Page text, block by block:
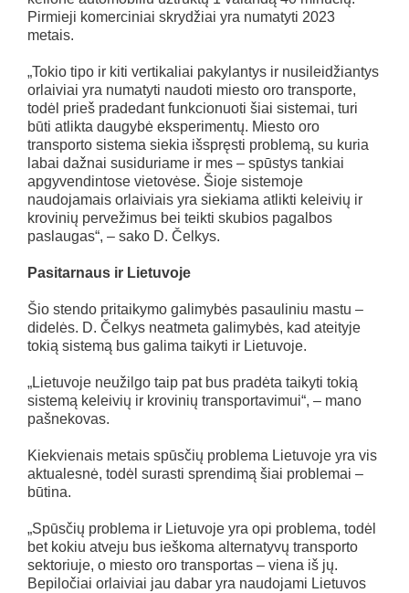
Pirmieji komerciniai skrydžiai yra numatyti 2023
metais.
„Tokio tipo ir kiti vertikaliai pakylantys ir nusileidžiantys
orlaiviai yra numatyti naudoti miesto oro transporte,
todėl prieš pradedant funkcionuoti šiai sistemai, turi
būti atlikta daugybė eksperimentų. Miesto oro
transporto sistema siekia išspręsti problemą, su kuria
labai dažnai susiduriame ir mes – spūstys tankiai
apgyvendintose vietovėse. Šioje sistemoje
naudojamais orlaiviais yra siekiama atlikti keleivių ir
krovinių pervežimus bei teikti skubios pagalbos
paslaugas“, – sako D. Čelkys.
Pasitarnaus ir Lietuvoje
Šio stendo pritaikymo galimybės pasauliniu mastu –
didelės. D. Čelkys neatmeta galimybės, kad ateityje
tokią sistemą bus galima taikyti ir Lietuvoje.
„Lietuvoje neužilgo taip pat bus pradėta taikyti tokią
sistemą keleivių ir krovinių transportavimui“, – mano
pašnekovas.
Kiekvienais metais spūsčių problema Lietuvoje yra vis
aktualesnė, todėl surasti sprendimą šiai problemai –
būtina.
„Spūsčių problema ir Lietuvoje yra opi problema, todėl
bet kokiu atveju bus ieškoma alternatyvų transporto
sektoriuje, o miesto oro transportas – viena iš jų.
Bepiločiai orlaiviai jau dabar yra naudojami Lietuvos